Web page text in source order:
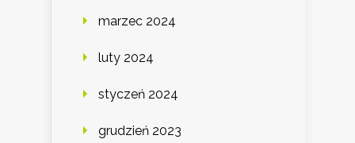
marzec 2024
luty 2024
styczeń 2024
grudzień 2023